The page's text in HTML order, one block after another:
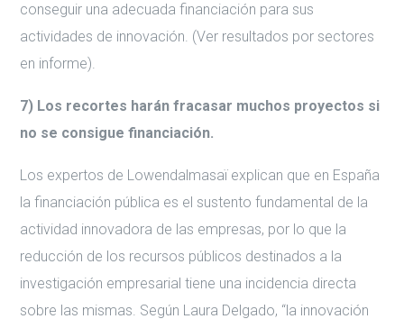
conseguir una adecuada financiación para sus
actividades de innovación. (Ver resultados por sectores
en informe).
7) Los recortes harán fracasar muchos proyectos si
no se consigue financiación.
Los expertos de Lowendalmasaï explican que en España
la financiación pública es el sustento fundamental de la
actividad innovadora de las empresas, por lo que la
reducción de los recursos públicos destinados a la
investigación empresarial tiene una incidencia directa
sobre las mismas. Según Laura Delgado, “la innovación